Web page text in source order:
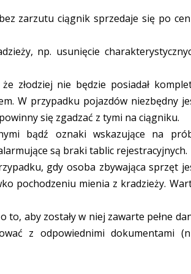
zarzutu ciągnik sprzedaje się po
np. usunięcie
złodziej nie będzie posiadał
W przypadku pojazdów niezbędny
się zgadzać z tymi na ciągniku.
bądź oznaki wskazujące na
są braki tablic rejestracyjnych.
gdy osoba zbywająca sprzęt
pochodzeniu mienia z kradzieży.
aby zostały w niej zawarte pełne
z odpowiednimi dokumentami